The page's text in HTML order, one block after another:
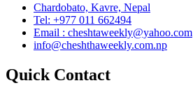
Chardobato, Kavre, Nepal
Tel: +977 011 662494
Email : cheshtaweekly@yahoo.com
info@cheshthaweekly.com.np
Quick Contact